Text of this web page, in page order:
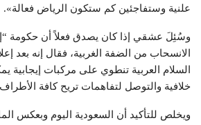
علنية وستفاجئين كم ستكون الرياض فعالة».
وسُئِلَ عشقي إذا كان يصدق فعلاً أن حكومة
الانسحاب من الضفة الغربية، فقال إنه بعد
السلام العربية تنطوي على مركبات إيجابية
خلافية والتوصل لتفاهمات تريح كافة
ويخلص للتأكيد أن السعودية اليوم وبعكس